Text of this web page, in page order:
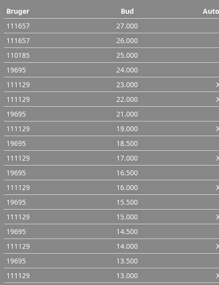
Bruger Bud
111657
27.000
111657
26.000
110185
25.000
19695
24.000
111129
23.000
111129
22.000
19695
21.000
111129
19.000
19695
18.500
111129
17.000
19695
16.500
111129
16.000
19695
15.500
111129
15.000
19695
14.500
111129
14.000
19695
13.500
111129
13.000